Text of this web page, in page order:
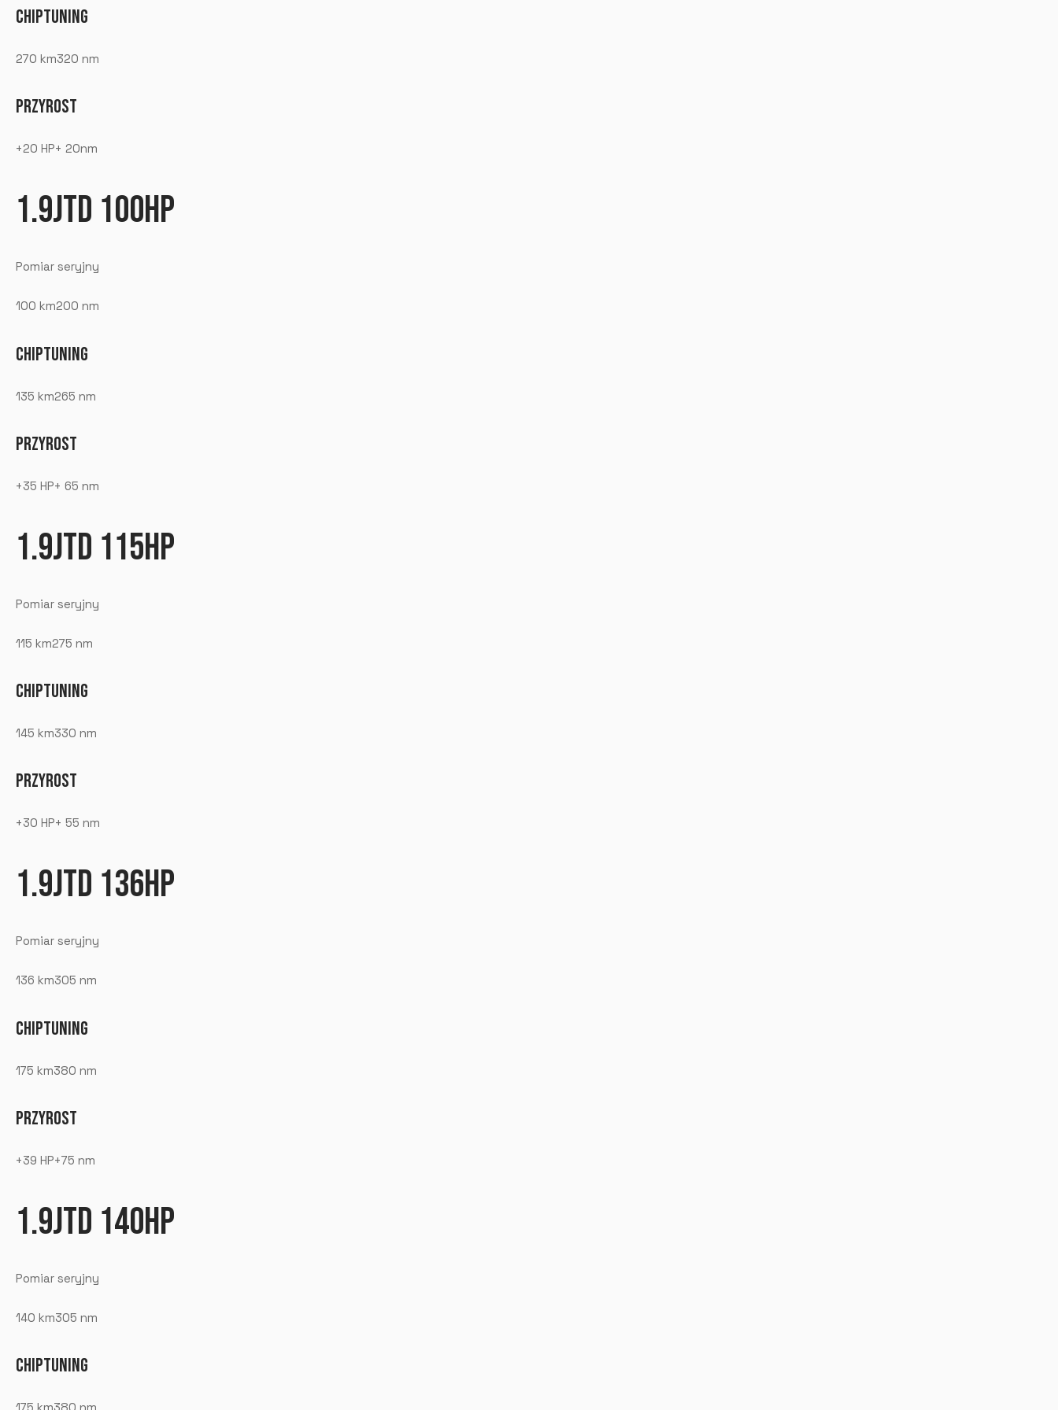
CHIPTUNING
270 km320 nm
PRZYROST
+20 HP+ 20nm
1.9JTD 100HP
Pomiar seryjny
100 km200 nm
CHIPTUNING
135 km265 nm
PRZYROST
+35 HP+ 65 nm
1.9JTD 115HP
Pomiar seryjny
115 km275 nm
CHIPTUNING
145 km330 nm
PRZYROST
+30 HP+ 55 nm
1.9JTD 136HP
Pomiar seryjny
136 km305 nm
CHIPTUNING
175 km380 nm
PRZYROST
+39 HP+75 nm
1.9JTD 140HP
Pomiar seryjny
140 km305 nm
CHIPTUNING